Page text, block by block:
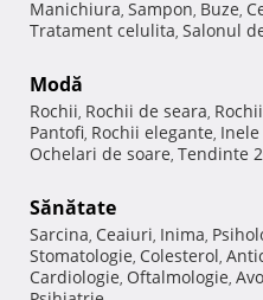
Manichiura, Sampon, Buze,
Tratament celulita, Salonul
Modă
Rochii, Rochii de seara,
Pantofi, Rochii elegante,
Ochelari de soare, Tendinte
Sănătate
Sarcina, Ceaiuri, Inima,
Stomatologie, Colesterol,
Cardiologie, Oftalmologie,